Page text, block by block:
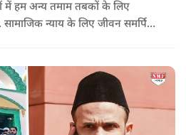
में हम अन्य तमाम तबकों के लिए
न्याय के लिए जीवन समर्पित
पर छाजन, पार्क, बाउंड्रीवाल के
किया है. यह बजट पास न हो,
की कार्यवाही को बाधित किया और
किया.